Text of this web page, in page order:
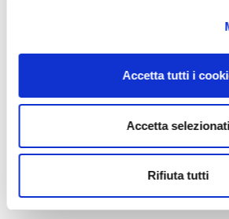
Accetta tutti i
Accetta selezionati
Rifiuta tutti
HYUNDAI / KIA D7UF1: